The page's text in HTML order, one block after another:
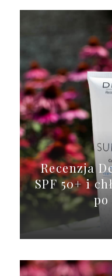
Recenzja
SPF 50+ i